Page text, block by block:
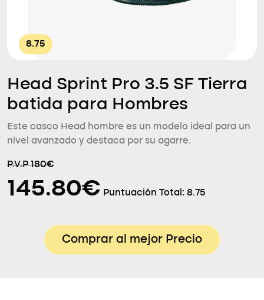
8.75
Head Sprint Pro 3.5 SF Tierra
batida para Hombres
Este casco Head hombre es un modelo ideal para un
nivel avanzado y destaca por su agarre.
P.V.P 180€
145.80€ Puntuación Total: 8.75
Comprar al mejor Precio